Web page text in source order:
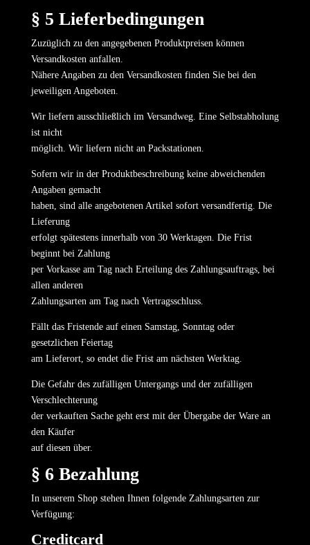
§ 5 Lieferbedingungen
Zuzüglich zu den angegebenen Produktpreisen können
Versandkosten anfallen.
Nähere Angaben zu den Versandkosten finden Sie bei den
jeweiligen Angeboten.
Wir liefern ausschließlich im Versandweg. Eine Selbstabholung
ist nicht
möglich. Wir liefern nicht an Packstationen.
Sofern wir in der Produktbeschreibung keine abweichenden
Angaben gemacht
haben, sind alle angebotenen Artikel sofort versandfertig. Die
Lieferung
erfolgt spätestens innerhalb von 30 Werktagen. Die Frist
beginnt bei Zahlung
per Vorkasse am Tag nach Erteilung des Zahlungsauftrags, bei
allen anderen
Zahlungsarten am Tag nach Vertragsschluss.
Fällt das Fristende auf einen Samstag, Sonntag oder
gesetzlichen Feiertag
am Lieferort, so endet die Frist am nächsten Werktag.
Die Gefahr des zufälligen Untergangs und der zufälligen
Verschlechterung
der verkauften Sache geht erst mit der Übergabe der Ware an
den Käufer
auf diesen über.
§ 6 Bezahlung
In unserem Shop stehen Ihnen folgende Zahlungsarten zur
Verfügung:
Creditcard